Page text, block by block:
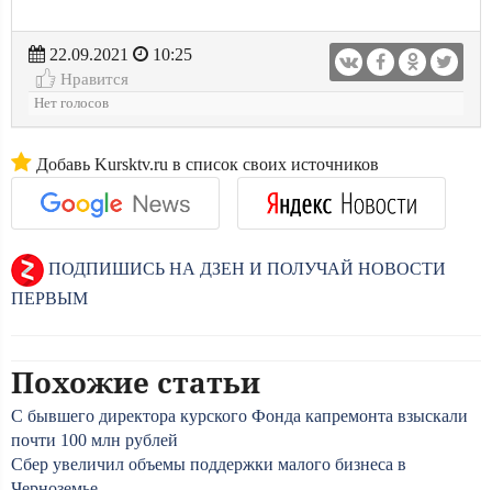
22.09.2021
10:25
Нравится
Нет голосов
Добавь Kursktv.ru в список своих источников
ПОДПИШИСЬ НА ДЗЕН И ПОЛУЧАЙ НОВОСТИ
ПЕРВЫМ
Похожие статьи
С бывшего директора курского Фонда капремонта взыскали
почти 100 млн рублей
Сбер увеличил объемы поддержки малого бизнеса в